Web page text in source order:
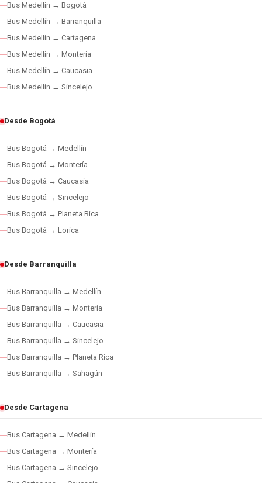
Bus Medellín → Bogotá
Bus Medellín → Barranquilla
Bus Medellín → Cartagena
Bus Medellín → Montería
Bus Medellín → Caucasia
Bus Medellín → Sincelejo
Desde Bogotá
Bus Bogotá → Medellín
Bus Bogotá → Montería
Bus Bogotá → Caucasia
Bus Bogotá → Sincelejo
Bus Bogotá → Planeta Rica
Bus Bogotá → Lorica
Desde Barranquilla
Bus Barranquilla → Medellín
Bus Barranquilla → Montería
Bus Barranquilla → Caucasia
Bus Barranquilla → Sincelejo
Bus Barranquilla → Planeta Rica
Bus Barranquilla → Sahagún
Desde Cartagena
Bus Cartagena → Medellín
Bus Cartagena → Montería
Bus Cartagena → Sincelejo